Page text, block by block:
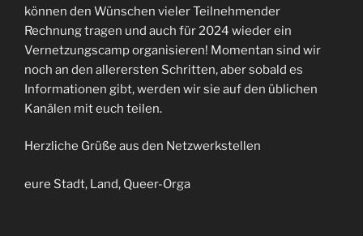
können den Wünschen vieler Teilnehmender
Rechnung tragen und auch für 2024 wieder ein
Vernetzungscamp organisieren! Momentan sind wir
noch an den allerersten Schritten, aber sobald es
Informationen gibt, werden wir sie auf den üblichen
Kanälen mit euch teilen.
Herzliche Grüße aus den Netzwerkstellen
eure Stadt, Land, Queer-Orga